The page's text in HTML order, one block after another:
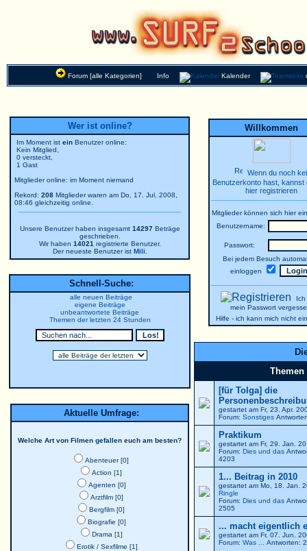
Forum [alle Kategorien] Info Kalender
Wer ist online?
Im Moment ist ein Benutzer online:
Kein Mitglied,
0 versteckt,
1 Gast
Mitglieder online: im Moment niemand
Rekord: 208 Mitglieder waren am Do, 17. Jul. 2008,
08:46 gleichzeitig online.
Unsere Benutzer haben insgesamt 14297Beträge
geschrieben.
Wir haben 14021 registrierte Benutzer.
Der neueste Benutzer ist Mili
Schnell-Suche:
alle neuen Beiträge
eigene Beiträge
unbeantwortete Beiträge
Themen der letzten 24 Stunden
Aktuelle Umfrage:
Welche Art von Filmen gefallen euch am besten?
Abenteuer [0]
Action [1]
Agenten [0]
Arztfilm [0]
Bergfilm [0]
Biografie [0]
Drama [1]
Erotik / Sexfilme [1]
Willkommen
Wenn du noch
Benutzerkonto hast, kannst
hier registrieren
Mitglieder können sich hier
Benutzername:
Passwort:
Bei jedem Besuch
einloggen
mein Passwort
Hilfe - ich kann mich nicht
Themen
[für Tolga] die
gestartet am Fr, 23. Apr.
Forum: Sonstiges
Praktikum
gestartet am Fr, 29. Jan.
Forum: Dies und das
4203
1... Beitrag in 2010
gestartet am Mo, 18. Jan.
Ringle
Forum: Dies und das
2505
... macht eigentlich
gestartet am Fr, 07. Jun.
Forum: Was ... Antworten: